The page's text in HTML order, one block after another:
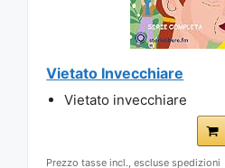
Vietato Invecchiare
Vietato invecchiare
Prezzo tasse incl., escluse spedizioni